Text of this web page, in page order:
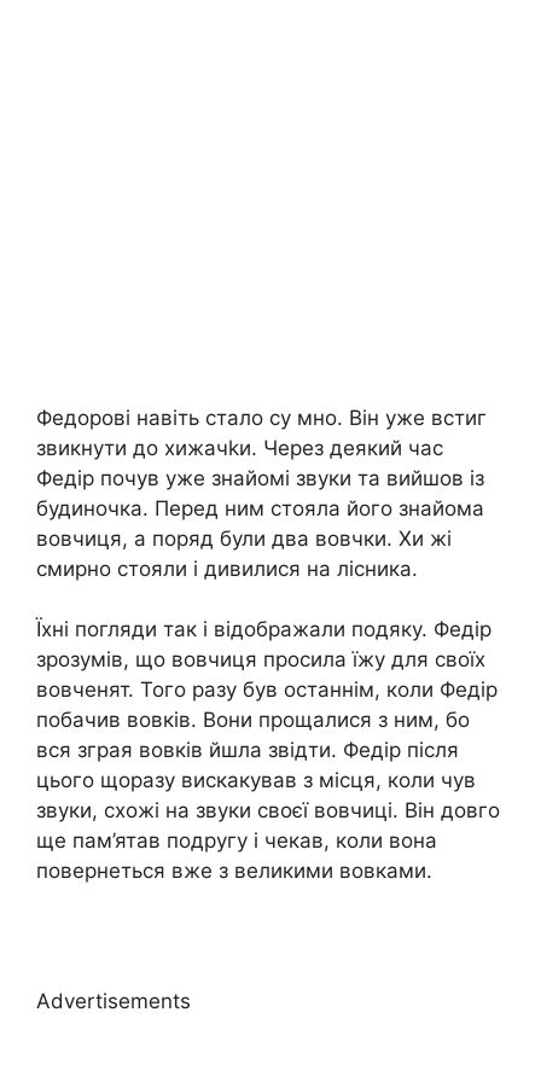
Федорові навіть стало су мно. Він уже встиг
звикнути до хижачkи. Через деякий час
Федір почув уже знайомі звуки та вийшов із
будиночка. Перед ним стояла його знайома
вовчиця, а поряд були два вовчки. Хи жі
смирно стояли і дивилися на лісника.
Їхні погляди так і відображали подяку. Федір
зрозумів, що вовчиця просила їжу для своїх
вовченят. Того разу був останнім, коли Федір
побачив вовків. Вони прощалися з ним, бо
вся зграя вовків йшла звідти. Федір після
цього щоразу вискакував з місця, коли чув
звуки, схожі на звуки своєї вовчиці. Він довго
ще пам’ятав подругу і чекав, коли вона
повернеться вже з великими вовками.
Advertisements